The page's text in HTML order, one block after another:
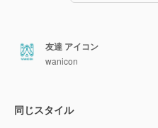
友達 アイコン
wanicon
同じスタイル